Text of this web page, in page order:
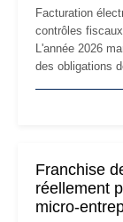
Facturation
contrôles
L'année 2026
des obligations
les auto-
Franchise
réellement
micro-